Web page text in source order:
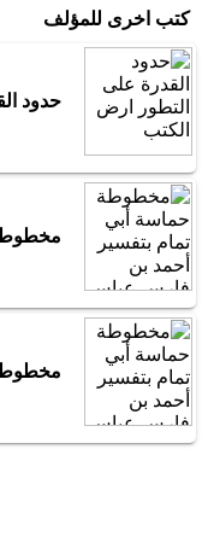
كتب اخرى للمؤلف
حدود